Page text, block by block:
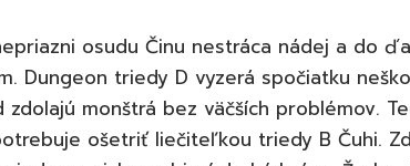
osudu Činu nestráca nádej a do
Dungeon triedy D vyzerá spočiatku
zdolajú monštrá bez väčších problémov.
ošetriť liečiteľkou triedy B Čuhi.